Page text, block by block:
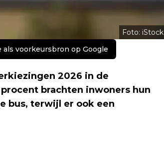
Foto: iStock
als voorkeursbron op Google
2026 in de
brachten inwoners hun
bus, terwijl er ook een